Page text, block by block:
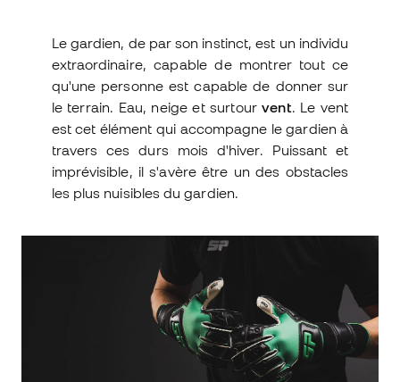
Le gardien, de par son instinct, est un individu
extraordinaire, capable de montrer tout ce
qu'une personne est capable de donner sur
le terrain. Eau, neige et surtourvent. Le vent
est cet élément qui accompagne le gardien à
travers ces durs mois d'hiver. Puissant et
imprévisible, il s'avère être un des obstacles
les plus nuisibles du gardien.